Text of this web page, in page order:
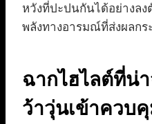
หวังที่ปะปนกันได้อย่างล
พลังทางอารมณ์ที่ส่งผลกร
ฉากไฮไลต์ที่น่
ว้าวุ่นเข้าควบ